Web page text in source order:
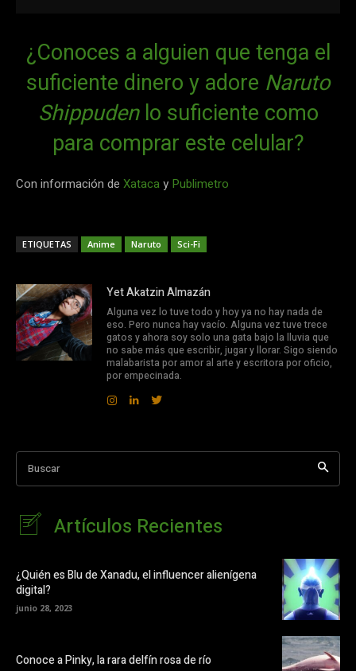
¿Conoces a alguien que tenga el
suficiente dinero y adore Naruto
Shippudenlo suficiente como
para comprar este celular?
Con información de Xatacay Publimetro
ETIQUETAS Anime Naruto Sci-Fi
Yet Akatzin Almazán
Alguna vez lo tuve todo y hoy ya no hay nada de
eso. Pero nunca hay vacío. Alguna vez tuve trece
gatos y ahora soy solo una gata bajo la lluvia que
no sabe más que escribir, jugar y llorar. Sigo siendo
malabarista por amor al arte y escritora por oficio,
por empecinada.
Buscar
Artículos Recientes
¿Quién es Blu de Xanadu, el influencer alienígena
digital?
junio 28, 2023
Conoce a Pinky, la rara delfín rosa de río